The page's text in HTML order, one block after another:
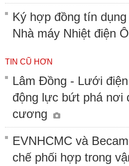
Ký hợp đồng tín
Nhà máy Nhiệt điện
TIN CŨ HƠN
Lâm Đồng - Lưới
động lực bứt phá nơi
cương
EVNHCMC và
chế phối hợp trong